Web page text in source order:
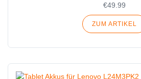
€49.99
ZUM ARTIKEL